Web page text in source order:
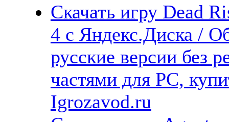
Скачать игру Dead
4 с Яндекс.Диска /
русские версии без
частями для PC,
Igrozavod.ru